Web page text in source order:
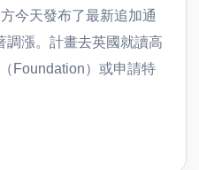
今天發布了最新追加通
調漲。計畫去英國就讀高
Foundation）或申請特